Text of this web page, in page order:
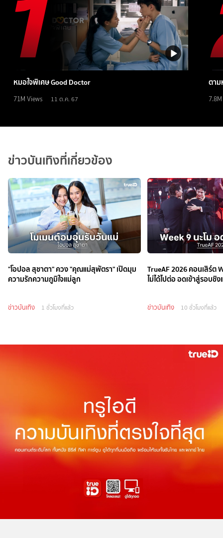
หมอใจพิเศษ Good Doctor
71M Views 11 ต.ค. 67
ตาม
7.8M
ข่าวบันเทิงที่เกี่ยวข้อง
"โอปอล สุชาตา" ควง "คุณแม่สุพัตรา" เปิดมุม
ความรักความภูมิใจแม่ลูก
ข่าวบันเทิง 1 ชั่วโมงที่แล้ว
TrueAF 2026 คอนเสิร์ต
ไม่ได้ไปต่อ อดเข้าสู่รอบชิ
ข่าวบันเทิง 10 ชั่วโมงที่แล้ว